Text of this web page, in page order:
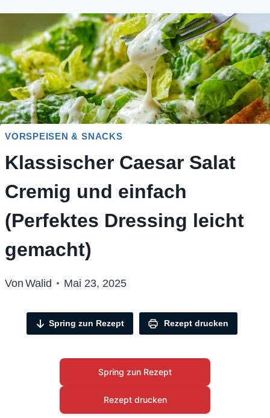
VORSPEISEN & SNACKS
Klassischer Caesar Salat
Cremig und einfach
(Perfektes Dressing leicht
gemacht)
Von Walid Mai 23, 2025
Spring zun Rezept Rezept drucken
Spring zun Rezept
Rezept drucken